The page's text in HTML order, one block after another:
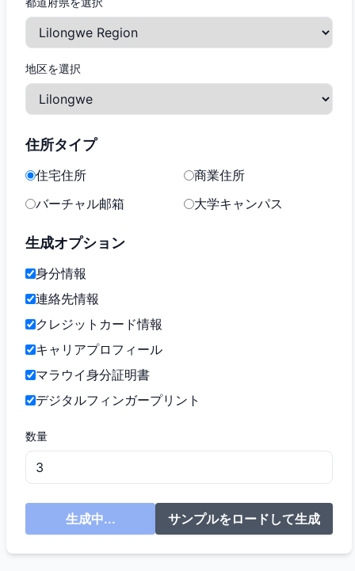
地区を選択
住所タイプ
住宅住所
商業住所
バーチャル邮箱
大学キャンパス
生成オプション
身分情報
連絡先情報
クレジットカード情報
キャリアプロフィール
マラウイ身分証明書
デジタルフィンガープリント
数量
生成中... サンプルをロードして生成